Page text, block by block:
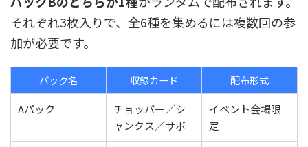
それぞれ3枚入りで、全6種を集めるには複数回の参
加が必要です。
パック名 収録カード
配布形式
Aパック
チョッパー／シ
ャンクス／サボ
イベント会場限
定